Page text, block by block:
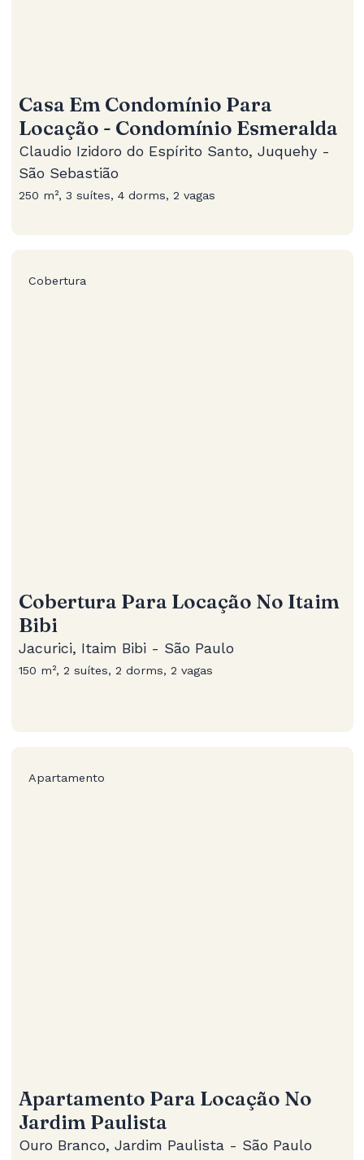
Casa Em Condomínio Para
Locação - Condomínio Esmeralda
Claudio Izidoro do Espírito Santo, Juquehy -
São Sebastião
250 m², 3 suítes, 4 dorms, 2 vagas
Cobertura
Cobertura Para Locação No Itaim
Bibi
Jacurici, Itaim Bibi - São Paulo
150 m², 2 suítes, 2 dorms, 2 vagas
Apartamento
Apartamento Para Locação No
Jardim Paulista
Ouro Branco, Jardim Paulista - São Paulo